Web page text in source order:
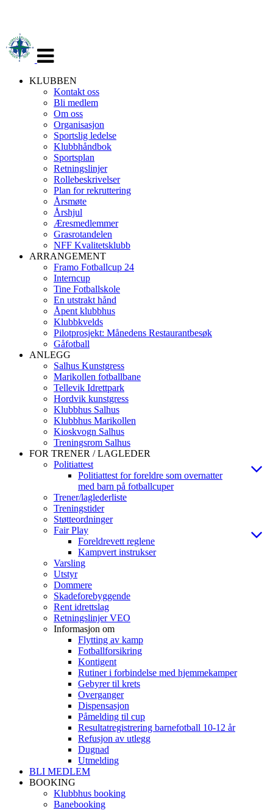
navigasjon
KLUBBEN
Kontakt oss
Bli medlem
Om oss
Organisasjon
Sportslig ledelse
Klubbhåndbok
Sportsplan
Retningslinjer
Rollebeskrivelser
Plan for rekruttering
Årsmøte
Årshjul
Æresmedlemmer
Grasrotandelen
NFF Kvalitetsklubb
ARRANGEMENT
Framo Fotballcup 24
Interncup
Tine Fotballskole
En utstrakt hånd
Åpent klubbhus
Klubbkvelds
Pilotprosjekt: Månedens Restaurantbesøk
Gåfotball
ANLEGG
Salhus Kunstgress
Marikollen fotballbane
Tellevik Idrettpark
Hordvik kunstgress
Klubbhus Salhus
Klubbhus Marikollen
Kioskvogn Salhus
Treningsrom Salhus
FOR TRENER / LAGLEDER
Politiattest
Politiattest for foreldre som overnatter
med barn på fotballcuper
Trener/laglederliste
Treningstider
Støtteordninger
Fair Play
Foreldrevett reglene
Kampvert instrukser
Varsling
Utstyr
Dommere
Skadeforebyggende
Rent idrettslag
Retningslinjer VEO
Informasjon om
Flytting av kamp
Fotballforsikring
Kontigent
Rutiner i forbindelse med hjemmekamper
Gebyrer til krets
Overganger
Dispensasjon
Påmelding til cup
Resultatregistrering barnefotball 10-12 år
Refusjon av utlegg
Dugnad
Utmelding
BLI MEDLEM
BOOKING
Klubbhus booking
Banebooking